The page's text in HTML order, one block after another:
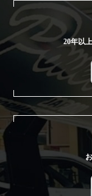
20年以